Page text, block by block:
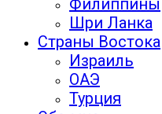
Филиппины
Шри Ланка
Страны Востока
Израиль
ОАЭ
Турция